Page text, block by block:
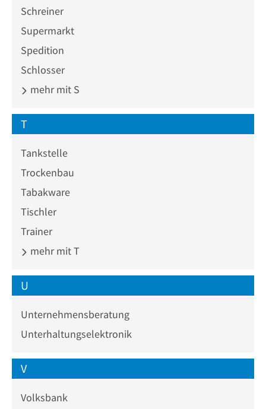
Schreiner
Supermarkt
Spedition
Schlosser
mehr mit S
T
Tankstelle
Trockenbau
Tabakware
Tischler
Trainer
mehr mit T
U
Unternehmensberatung
Unterhaltungselektronik
V
Volksbank